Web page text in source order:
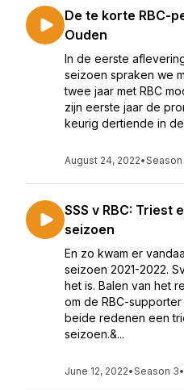
De te korte RBC-
Ouden
In de eerste
seizoen spraken we
twee jaar met RBC
zijn eerste jaar de
keurig dertiende in
August 24, 2022•Season
SSS v RBC: Triest
seizoen
En zo kwam er
seizoen 2021-2022.
het is. Balen van het
om de RBC-
beide redenen een
seizoen.&...
June 12, 2022•Season 3•